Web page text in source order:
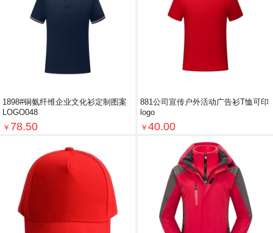
1898#铜氨纤维企业文化衫定制图案
LOGO048
￥ 78.50
881公司宣传户外活动广告衫T恤可印
logo
￥ 40.00